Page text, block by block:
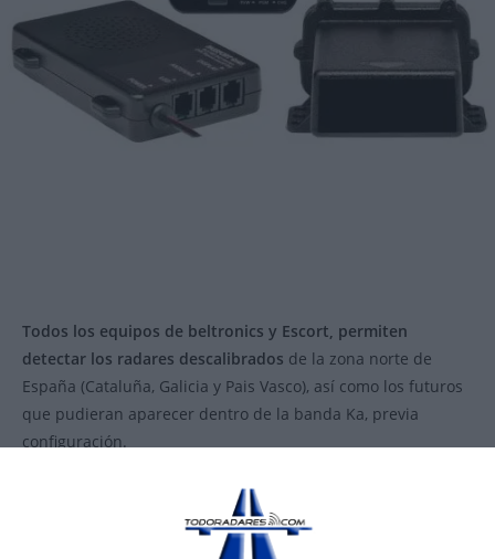
Todos los equipos de beltronics y Escort, permiten
detectar los radares descalibrados de la zona norte de
España (Cataluña, Galicia y Pais Vasco), así como los futuros
que pudieran aparecer dentro de la banda Ka, previa
configuración.
Por supuesto, acota la banda de radares aunque, si
puede trabajar en banda ancha
recomendable en Europa, especialmente por incremento de